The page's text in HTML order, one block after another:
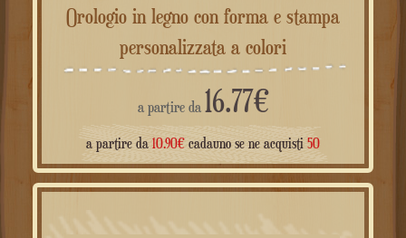
Orologio in legno con forma e stampa
personalizzata a colori
a partire da 16.77€
a partire da 10.90€ cadauno se ne acquisti 50